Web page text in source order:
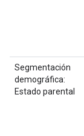
Segmentación
demográfica:
Estado parental